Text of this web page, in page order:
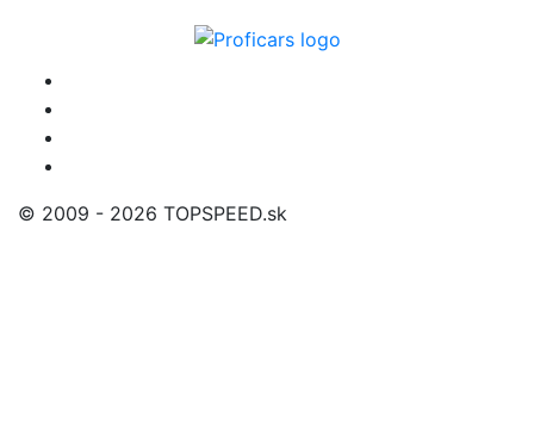
© 2009 - 2026 TOPSPEED.sk